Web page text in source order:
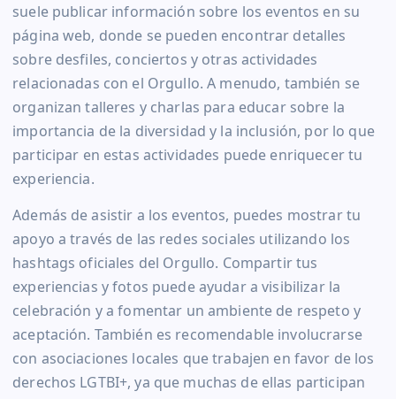
suele publicar información sobre los eventos en su
página web, donde se pueden encontrar detalles
sobre desfiles, conciertos y otras actividades
relacionadas con el Orgullo. A menudo, también se
organizan talleres y charlas para educar sobre la
importancia de la diversidad y la inclusión, por lo que
participar en estas actividades puede enriquecer tu
experiencia.
Además de asistir a los eventos, puedes mostrar tu
apoyo a través de las redes sociales utilizando los
hashtags oficiales del Orgullo. Compartir tus
experiencias y fotos puede ayudar a visibilizar la
celebración y a fomentar un ambiente de respeto y
aceptación. También es recomendable involucrarse
con asociaciones locales que trabajen en favor de los
derechos LGTBI+, ya que muchas de ellas participan